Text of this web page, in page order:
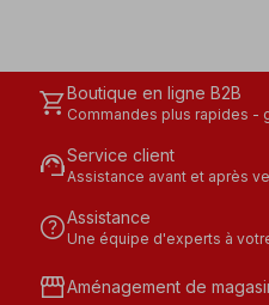
shopping_cartBoutique en ligne B2B
Commandes plus rapides -
support_agentService client
Assistance avant et après
helpAssistance
Une équipe d'experts à
storefrontAménagement de